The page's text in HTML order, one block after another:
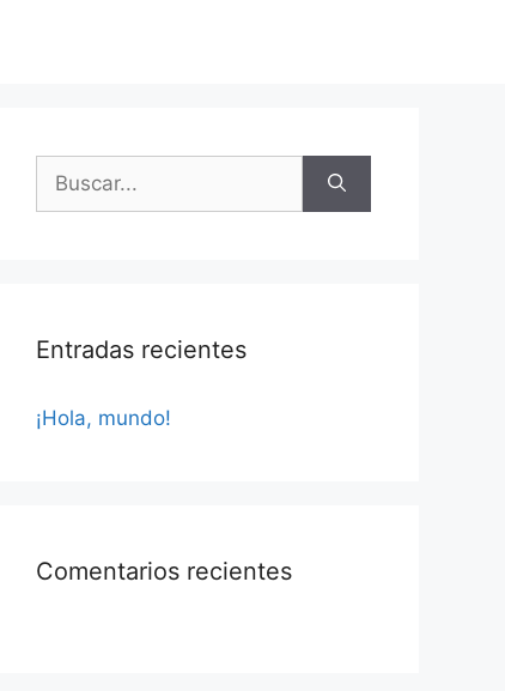
Buscar:
Entradas recientes
¡Hola, mundo!
Comentarios recientes